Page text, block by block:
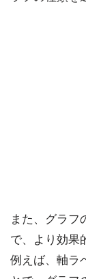
また、グラフ
で、より効果
例えば、軸ラ